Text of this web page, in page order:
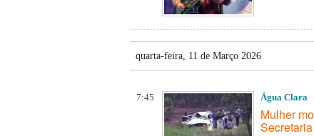
quarta-feira, 11 de Março 2026
7:45 Água Clara
Mulher